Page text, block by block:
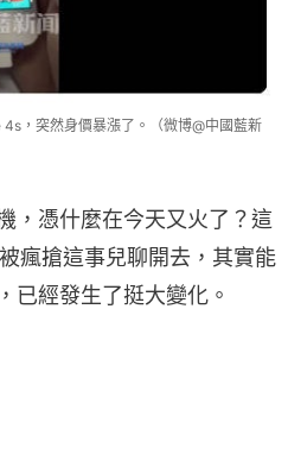
，突然身價暴漲了。（微博@中國藍新
，憑什麼在今天又火了？這
瘋搶這事兒聊開去，其實能
已經發生了挺大變化。